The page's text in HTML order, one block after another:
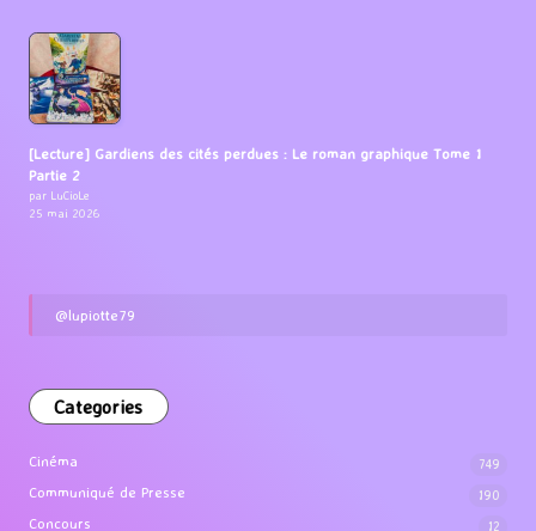
[Lecture] Gardiens des cités perdues : Le roman graphique Tome 1
Partie 2
par LuCioLe
25 mai 2026
@lupiotte79
Categories
Cinéma 749
Communiqué de Presse 190
Concours 12